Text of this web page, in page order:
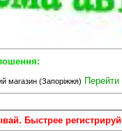
магазин (Запоріжжя) Перейти
Быстрее